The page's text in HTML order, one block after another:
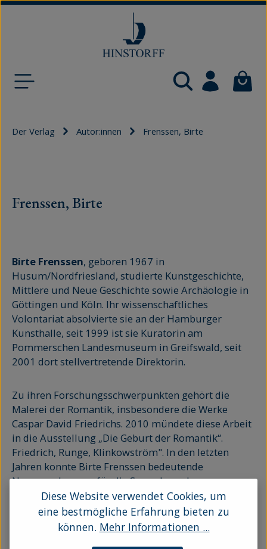
Der Verlag Autor:innen Frenssen, Birte
Frenssen, Birte
Birte Frenssen, geboren 1967 in
Husum/Nordfriesland, studierte Kunstgeschichte,
Mittlere und Neue Geschichte sowie Archäologie in
Göttingen und Köln. Ihr wissenschaftliches
Volontariat absolvierte sie an der Hamburger
Kunsthalle, seit 1999 ist sie Kuratorin am
Pommerschen Landesmuseum in Greifswald, seit
2001 dort stellvertretende Direktorin.
Zu ihren Forschungsschwerpunkten gehört die
Malerei der Romantik, insbesondere die Werke
Caspar David Friedrichs. 2010 mündete diese Arbeit
in die Ausstellung „Die Geburt der Romantik“.
Friedrich, Runge, Klinkowström". In den letzten
Jahren konnte Birte Frenssen bedeutende
Neuerwerbungen für die Sammlung der
romantischen Malerei von Caspar David Friedrich,
Carl Gustav Carus und Johan Christian Dahl
Diese Website verwendet Cookies, um
eine bestmögliche Erfahrung bieten zu
können. Mehr Informationen ...